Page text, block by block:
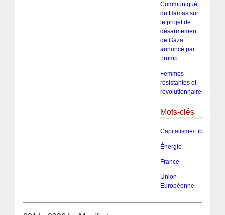
Communiqué
du Hamas sur
le projet de
désarmement
de Gaza
annoncé par
Trump
Femmes
résistantes et
révolutionnaires
Mots-clés
Capitalisme/
Énergie
France
Union
Européenne